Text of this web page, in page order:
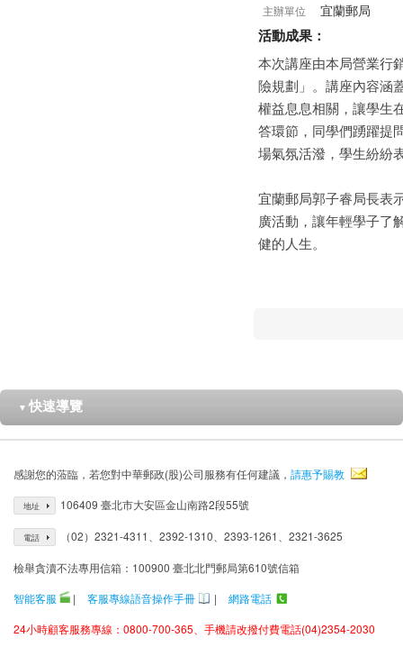
主辦單位 宜蘭郵局
活動成果：
本次講座由本局營業行
險規劃」。講座內容涵
權益息息相關，讓學生
答環節，同學們踴躍提
場氣氛活潑，學生紛紛
宜蘭郵局郭子睿局長表
廣活動，讓年輕學子了
健的人生。
▼ 快速導覽
感謝您的蒞臨，若您對中華郵政(股)公司服務有任何建議， 請惠予賜教
地址 106409 臺北市大安區金山南路2段55號
電話 （02）2321-4311、2392-1310、2393-1261、2321-3625
檢舉貪瀆不法專用信箱：100900 臺北北門郵局第610號信箱
智能客服
| 客服專線語音操作手冊 |
網路電話
24小時顧客服務專線：0800-700-365、手機請改撥付費電話(04)2354-2030